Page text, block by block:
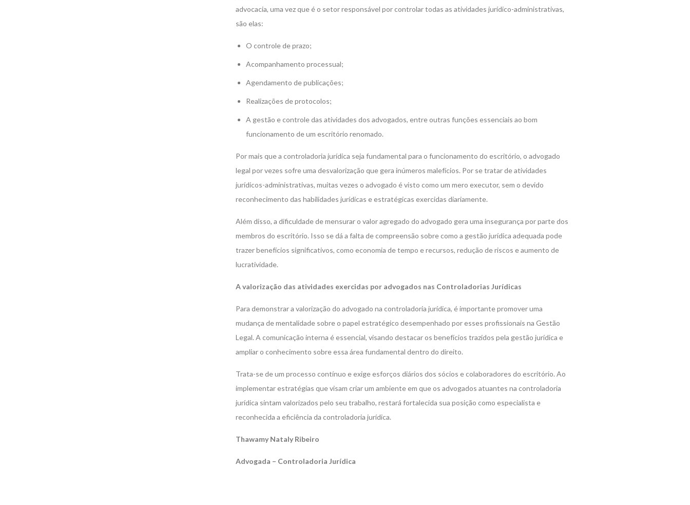
advocacia, uma vez que é o setor responsável por controlar todas as atividades jurídico-administrativas,
são elas:
O controle de prazo;
Acompanhamento processual;
Agendamento de publicações;
Realizações de protocolos;
A gestão e controle das atividades dos advogados, entre outras funções essenciais ao bom
funcionamento de um escritório renomado.
Por mais que a controladoria jurídica seja fundamental para o funcionamento do escritório, o advogado
legal por vezes sofre uma desvalorização que gera inúmeros malefícios. Por se tratar de atividades
jurídicos-administrativas, muitas vezes o advogado é visto como um mero executor, sem o devido
reconhecimento das habilidades jurídicas e estratégicas exercidas diariamente.
Além disso, a dificuldade de mensurar o valor agregado do advogado gera uma insegurança por parte dos
membros do escritório. Isso se dá a falta de compreensão sobre como a gestão jurídica adequada pode
trazer benefícios significativos, como economia de tempo e recursos, redução de riscos e aumento de
lucratividade.
A valorização das atividades exercidas por advogados nas Controladorias Jurídicas
Para demonstrar a valorização do advogado na controladoria jurídica, é importante promover uma
mudança de mentalidade sobre o papel estratégico desempenhado por esses profissionais na Gestão
Legal. A comunicação interna é essencial, visando destacar os benefícios trazidos pela gestão jurídica e
ampliar o conhecimento sobre essa área fundamental dentro do direito.
Trata-se de um processo contínuo e exige esforços diários dos sócios e colaboradores do escritório. Ao
implementar estratégias que visam criar um ambiente em que os advogados atuantes na controladoria
jurídica sintam valorizados pelo seu trabalho, restará fortalecida sua posição como especialista e
reconhecida a eficiência da controladoria jurídica.
Thawamy Nataly Ribeiro
Advogada – Controladoria Jurídica